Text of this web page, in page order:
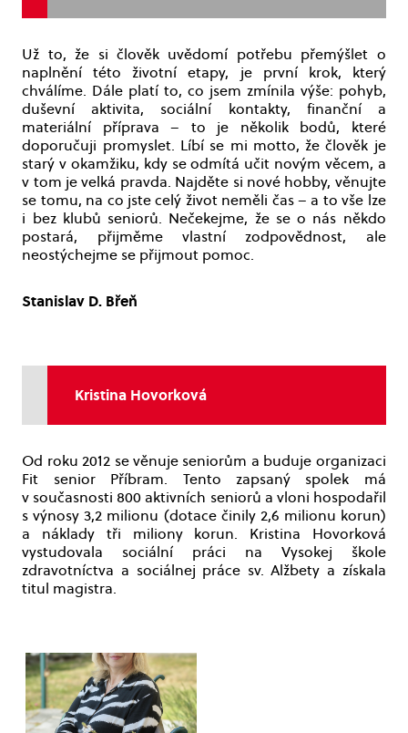
Už to, že si člověk uvědomí potřebu přemýšlet o
naplnění této životní etapy, je první krok, který
chválíme. Dále platí to, co jsem zmínila výše: pohyb,
duševní aktivita, sociální kontakty, finanční a
materiální příprava – to je několik bodů, které
doporučuji promyslet. Líbí se mi motto, že člověk je
starý v okamžiku, kdy se odmítá učit novým věcem, a
v tom je velká pravda. Najděte si nové hobby, věnujte
se tomu, na co jste celý život neměli čas – a to vše lze
i bez klubů seniorů. Nečekejme, že se o nás někdo
postará, přijměme vlastní zodpovědnost, ale
neostýchejme se přijmout pomoc.
Stanislav D. Břeň
Kristina Hovorková
Od roku 2012 se věnuje seniorům a buduje organizaci
Fit senior Příbram. Tento zapsaný spolek má
v současnosti 800 aktivních seniorů a vloni hospodařil
s výnosy 3,2 milionu (dotace činily 2,6 milionu korun)
a náklady tři miliony korun. Kristina Hovorková
vystudovala sociální práci na Vysokej škole
zdravotníctva a sociálnej práce sv. Alžbety a získala
titul magistra.